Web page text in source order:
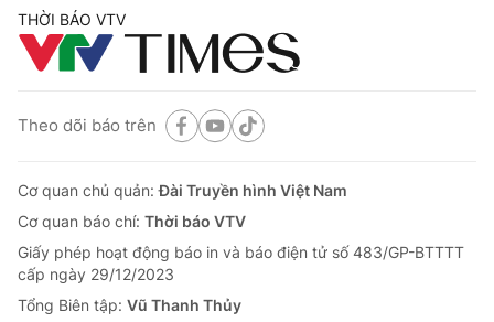
THỜI BÁO VTV
Theo dõi báo trên
Cơ quan chủ quản:Đài Truyền hình Việt Nam
Cơ quan báo chí: Thời báo VTV
Giấy phép hoạt động báo in và báo điện tử số 483/GP-BTTTT
cấp ngày 29/12/2023
Tổng Biên tập: Vũ Thanh Thủy